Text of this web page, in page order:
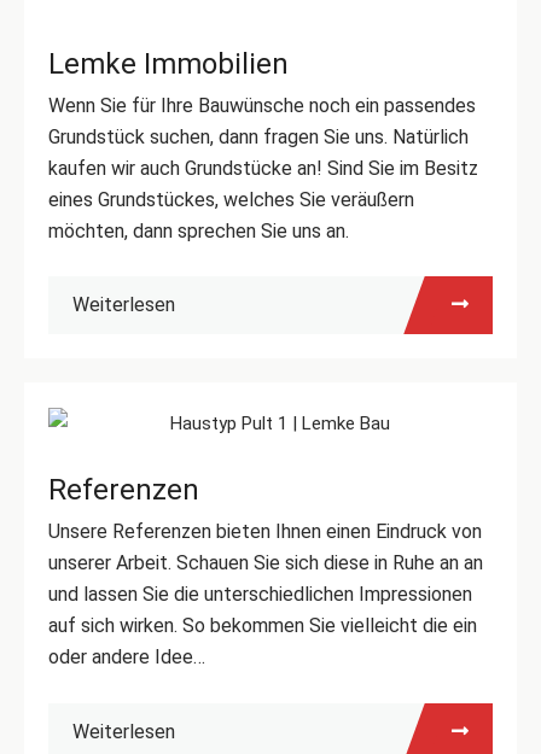
Lemke Immobilien
Wenn Sie für Ihre Bauwünsche noch ein passendes
Grundstück suchen, dann fragen Sie uns. Natürlich
kaufen wir auch Grundstücke an! Sind Sie im Besitz
eines Grundstückes, welches Sie veräußern
möchten, dann sprechen Sie uns an.
Weiterlesen
Referenzen
Unsere Referenzen bieten Ihnen einen Eindruck von
unserer Arbeit. Schauen Sie sich diese in Ruhe an an
und lassen Sie die unterschiedlichen Impressionen
auf sich wirken. So bekommen Sie vielleicht die ein
oder andere Idee…
Weiterlesen